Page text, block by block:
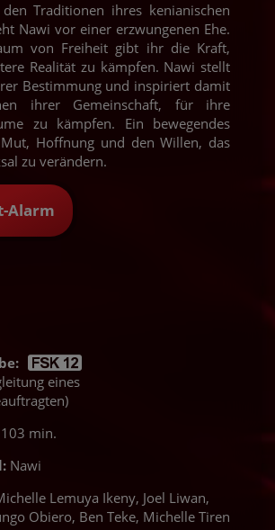
Traditionen ihres kenianischen
Nawi vor einer erzwungenen Ehe.
von Freiheit gibt ihr die Kraft,
Realität zu kämpfen. Nawi stellt
Bestimmung und inspiriert damit
ihrer Gemeinschaft, für ihre
zu kämpfen. Ein bewegendes
Hoffnung und den Willen, das
zu verändern.
Alarm
eines
min.
Nawi
Lemuya Ikeny, Joel Liwan,
Obiero, Ben Teke, Michelle Tiren